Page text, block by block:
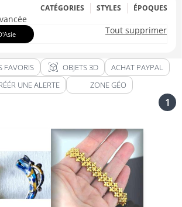
CATÉGORIES STYLES ÉPOQUES
Tout supprimer
FAVORIS view_in_ar OBJETS 3D
ACHAT PAYPAL
UNE ALERTE
ZONE GÉO
1